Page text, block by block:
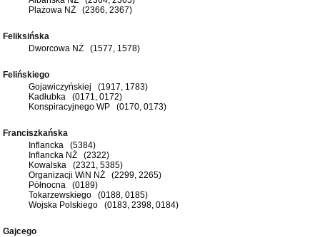
Plażowa NŻ (2366, 2367)
Feliksińska
Dworcowa NŻ (1577, 1578)
Felińskiego
Gojawiczyńskiej (1917, 1783)
Kadłubka (0171, 0172)
Konspiracyjnego WP (0170, 0173)
Franciszkańska
Inflancka (5384)
Inflancka NŻ (2322)
Kowalska (2321, 5385)
Organizacji WiN NŻ (2299, 2265)
Północna (0189)
Tokarzewskiego (0188, 0185)
Wojska Polskiego (0183, 2398, 0184)
Gajcego